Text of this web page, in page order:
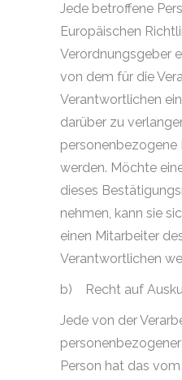
Jede betroffene
Europäischen
Verordnungsgeber
von dem für die
Verantwortlichen
darüber zu
werden. Möchte
dieses
nehmen, kann sie
einen Mitarbeiter
Verantwortlichen
b)
Recht auf
Jede von der
Person hat das